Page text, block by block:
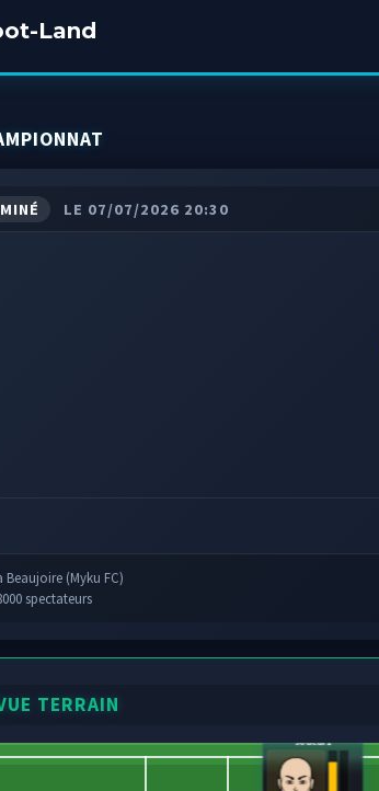
Land
LE 07/07/2026 20:30
Beaujoire (Myku FC)
spectateurs
TERRAIN
Joueur1